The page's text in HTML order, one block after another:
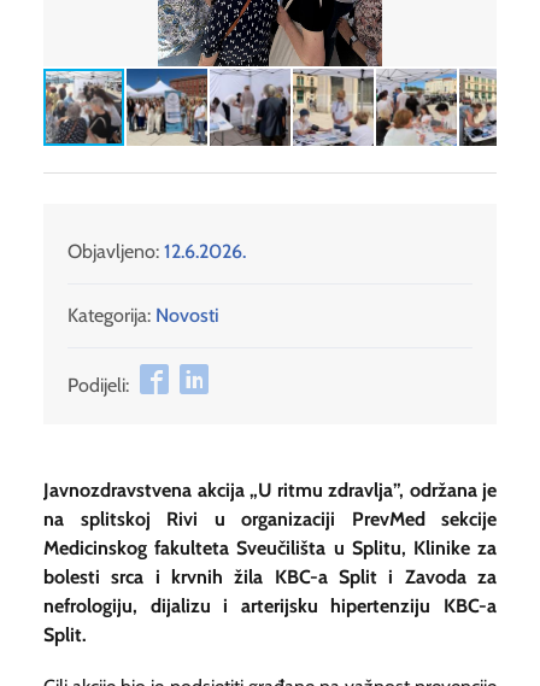
Objavljeno: 12.6.2026.
Kategorija: Novosti
Podijeli:
Javnozdravstvena akcija „U ritmu zdravlja”, održana je
na splitskoj Rivi u organizaciji PrevMed sekcije
Medicinskog fakulteta Sveučilišta u Splitu, Klinike za
bolesti srca i krvnih žila KBC-a Split i Zavoda za
nefrologiju, dijalizu i arterijsku hipertenziju KBC-a
Split.